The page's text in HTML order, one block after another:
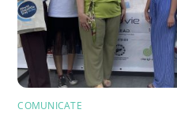
COMUNICATE